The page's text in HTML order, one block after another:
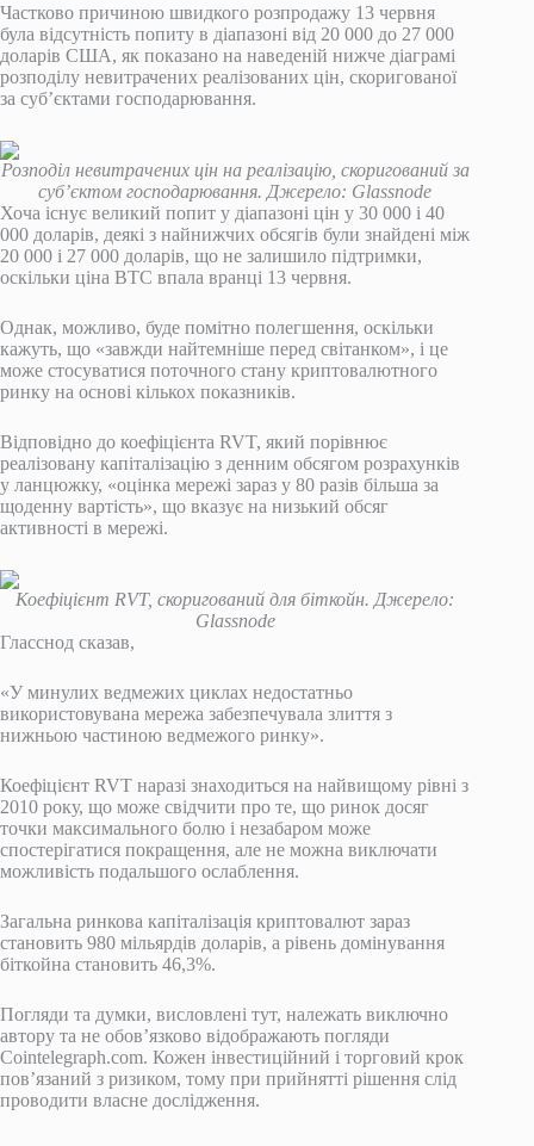
Частково причиною швидкого розпродажу 13 червня
була відсутність попиту в діапазоні від 20 000 до 27 000
доларів США, як показано на наведеній нижче діаграмі
розподілу невитрачених реалізованих цін, скоригованої
за суб’єктами господарювання.
Розподіл невитрачених цін на реалізацію, скоригований за
суб’єктом господарювання. Джерело: Glassnode
Хоча існує великий попит у діапазоні цін у 30 000 і 40
000 доларів, деякі з найнижчих обсягів були знайдені між
20 000 і 27 000 доларів, що не залишило підтримки,
оскільки ціна BTC впала вранці 13 червня.
Однак, можливо, буде помітно полегшення, оскільки
кажуть, що «завжди найтемніше перед світанком», і це
може стосуватися поточного стану криптовалютного
ринку на основі кількох показників.
Відповідно до коефіцієнта RVT, який порівнює
реалізовану капіталізацію з денним обсягом розрахунків
у ланцюжку, «оцінка мережі зараз у 80 разів більша за
щоденну вартість», що вказує на низький обсяг
активності в мережі.
Коефіцієнт RVT, скоригований для біткойн. Джерело:
Glassnode
Гласснод сказав,
«У минулих ведмежих циклах недостатньо
використовувана мережа забезпечувала злиття з
нижньою частиною ведмежого ринку».
Коефіцієнт RVT наразі знаходиться на найвищому рівні з
2010 року, що може свідчити про те, що ринок досяг
точки максимального болю і незабаром може
спостерігатися покращення, але не можна виключати
можливість подальшого ослаблення.
Загальна ринкова капіталізація криптовалют зараз
становить 980 мільярдів доларів, а рівень домінування
біткойна становить 46,3%.
Погляди та думки, висловлені тут, належать виключно
автору та не обов’язково відображають погляди
Cointelegraph.com. Кожен інвестиційний і торговий крок
пов’язаний з ризиком, тому при прийнятті рішення слід
проводити власне дослідження.